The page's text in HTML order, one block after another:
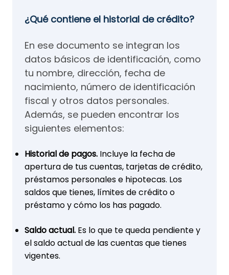
¿Qué contiene el historial de crédito?
En ese documento se integran los
datos básicos de identificación, como
tu nombre, dirección, fecha de
nacimiento, número de identificación
fiscal y otros datos personales.
Además, se pueden encontrar los
siguientes elementos:
Historial de pagos. Incluye la fecha de
apertura de tus cuentas, tarjetas de crédito,
préstamos personales e hipotecas. Los
saldos que tienes, límites de crédito o
préstamo y cómo los has pagado.
Saldo actual. Es lo que te queda pendiente y
el saldo actual de las cuentas que tienes
vigentes.